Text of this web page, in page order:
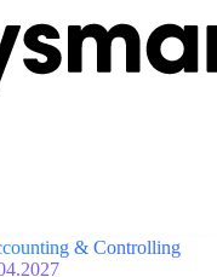
& Controlling